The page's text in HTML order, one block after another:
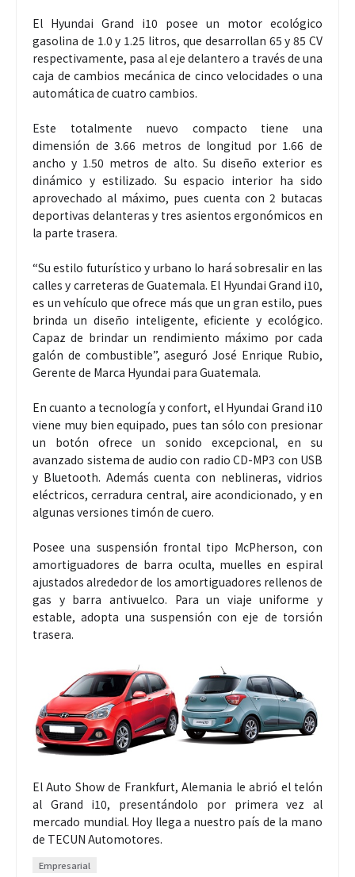
El Hyundai Grand i10 posee un motor ecológico
gasolina de 1.0 y 1.25 litros, que desarrollan 65 y 85 CV
respectivamente, pasa al eje delantero a través de una
caja de cambios mecánica de cinco velocidades o una
automática de cuatro cambios.
Este totalmente nuevo compacto tiene una
dimensión de 3.66 metros de longitud por 1.66 de
ancho y 1.50 metros de alto. Su diseño exterior es
dinámico y estilizado. Su espacio interior ha sido
aprovechado al máximo, pues cuenta con 2 butacas
deportivas delanteras y tres asientos ergonómicos en
la parte trasera.
“Su estilo futurístico y urbano lo hará sobresalir en las
calles y carreteras de Guatemala. El Hyundai Grand i10,
es un vehículo que ofrece más que un gran estilo, pues
brinda un diseño inteligente, eficiente y ecológico.
Capaz de brindar un rendimiento máximo por cada
galón de combustible”, aseguró José Enrique Rubio,
Gerente de Marca Hyundai para Guatemala.
En cuanto a tecnología y confort, el Hyundai Grand i10
viene muy bien equipado, pues tan sólo con presionar
un botón ofrece un sonido excepcional, en su
avanzado sistema de audio con radio CD-MP3 con USB
y Bluetooth. Además cuenta con neblineras, vidrios
eléctricos, cerradura central, aire acondicionado, y en
algunas versiones timón de cuero.
Posee una suspensión frontal tipo McPherson, con
amortiguadores de barra oculta, muelles en espiral
ajustados alrededor de los amortiguadores rellenos de
gas y barra antivuelco. Para un viaje uniforme y
estable, adopta una suspensión con eje de torsión
trasera.
El Auto Show de Frankfurt, Alemania le abrió el telón
al Grand i10, presentándolo por primera vez al
mercado mundial. Hoy llega a nuestro país de la mano
de TECUN Automotores.
Empresarial